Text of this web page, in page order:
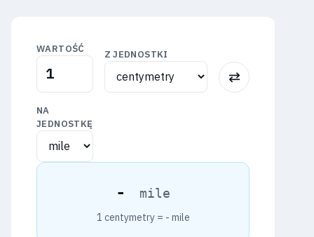
WARTOŚĆ
Z JEDNOSTKI
⇅
NA
JEDNOSTKĘ
- mile
1 centymetry = - mile